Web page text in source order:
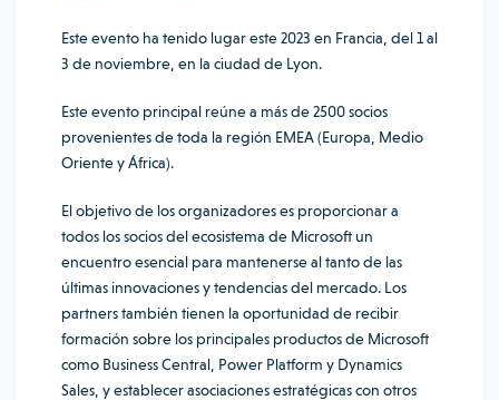
Este evento ha tenido lugar este 2023 en Francia, del 1 al
3 de noviembre, en la ciudad de Lyon.
Este evento principal reúne a más de 2500 socios
provenientes de toda la región EMEA (Europa, Medio
Oriente y África).
El objetivo de los organizadores es proporcionar a
todos los socios del ecosistema de Microsoft un
encuentro esencial para mantenerse al tanto de las
últimas innovaciones y tendencias del mercado. Los
partners también tienen la oportunidad de recibir
formación sobre los principales productos de Microsoft
como Business Central, Power Platform y Dynamics
Sales, y establecer asociaciones estratégicas con otros